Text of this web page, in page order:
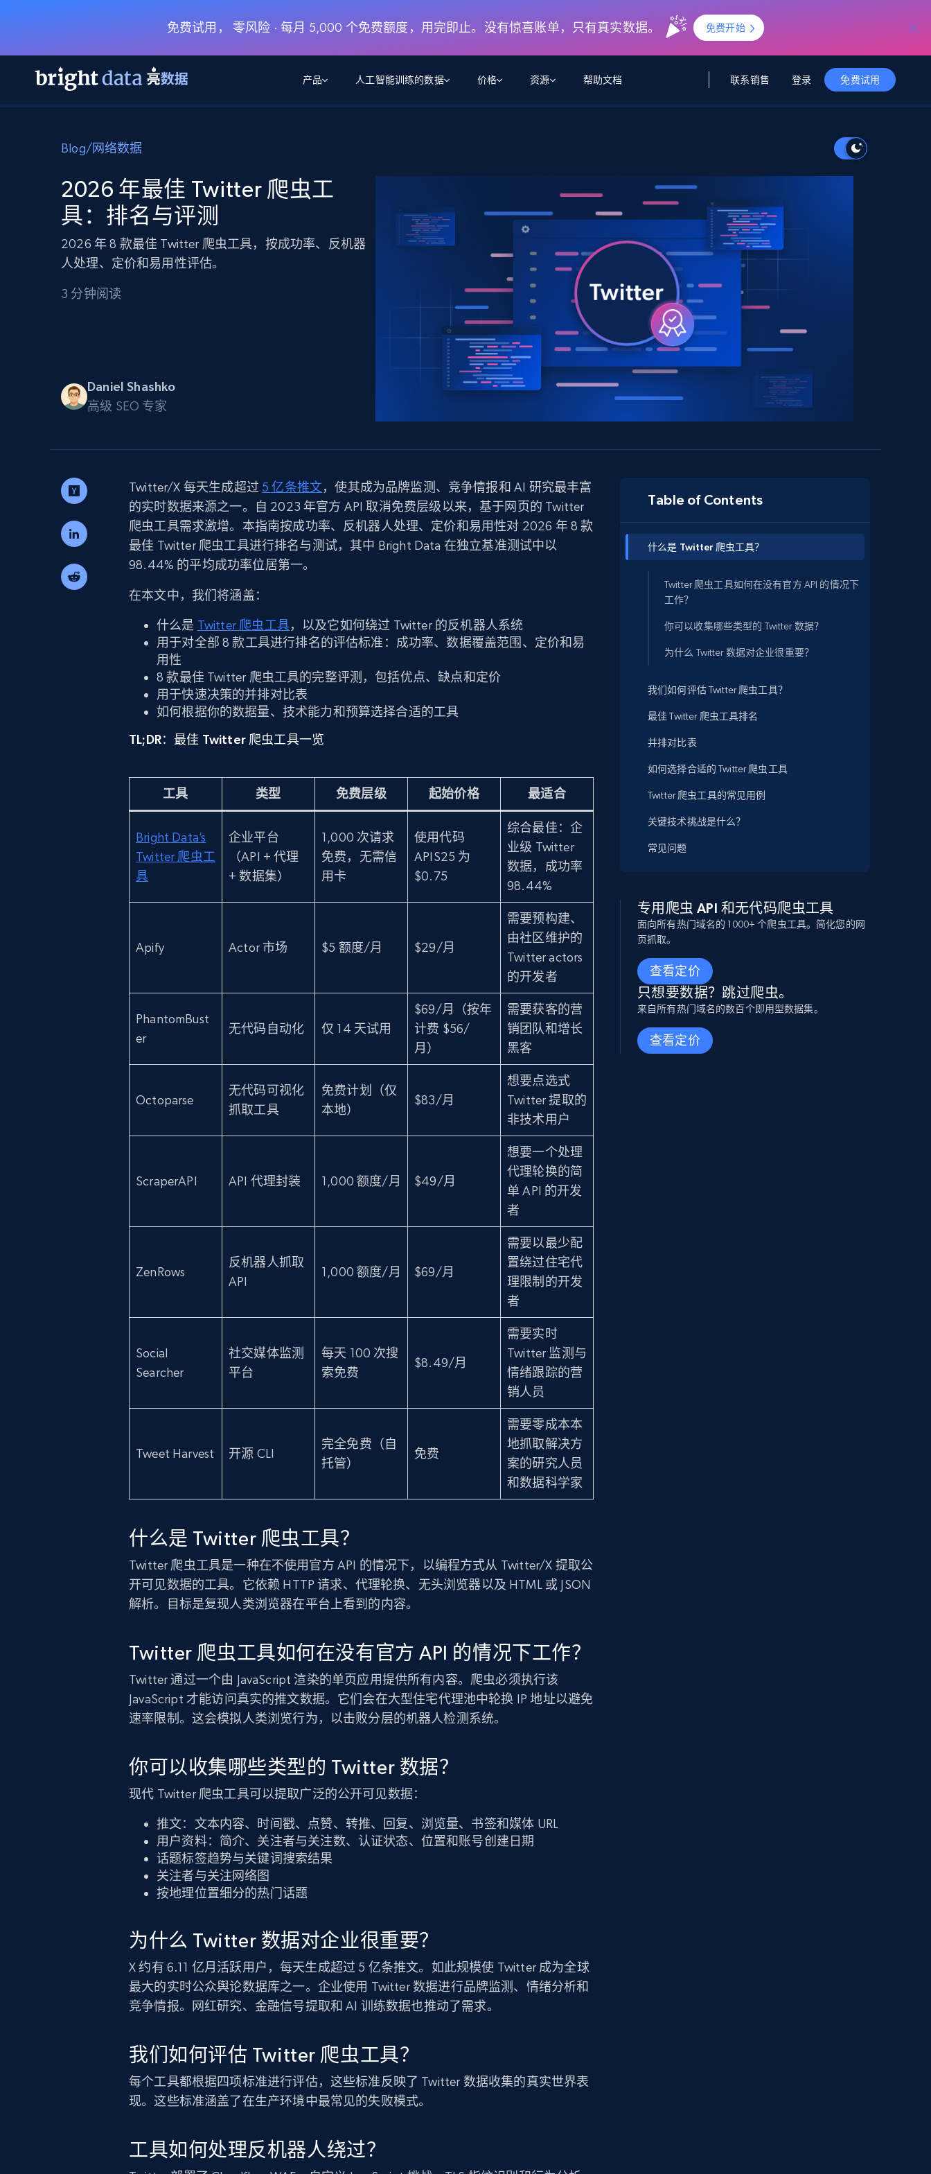
免费试用， 零风险 · 每月 5,000 个免费额度，用完即止。没有惊喜账单，只有真实数据。 免费开始
产品
告别封锁和验证码
Discover API
始终在线的代理实时网页发现
搜索引擎结果页 API
按需获取多引擎搜索结果
Google Bing
从 600+ 个网站获取实时数据
爬虫工作室
将任何网站转化为数据管道
数据集
实时网页数据，采集即交付
解锁实时电商洞察与AI驱动的业务推荐
企业级数据服务
为企业级数据收集量身定制
Deep Lookup 测试版
在海量级网页数据上运行复杂
动态代理
人工智能训练的数据
获得取之不尽的视频，图片及更多内容
视频信息流——为 VLA 准备就绪
获取持续、定向的网页视频，用于训练人形机
器人策略
数据包
为各行各业生成可直接用于LLM的数据集
让 AI 应用具备搜索与爬取整个网络的能力
让智能体浏览网站并自动执行任务
亮数据 MCP
价格
免费套餐
$1/ 每1 次请求
爬虫 API
搜索引擎 API
起价
$1/ 每1 次请求
免费套餐
$1/1k请求
数据集
$250/100K 记录条
起价
$0.2/1k HTML
$2000/月
托管式数据
采集
起价
$1500/月
起价
$0.9/IP
资源
第三方工具集成
浏览器扩展
代理网络检查 网络研讨会
联盟推荐
信任中心
Bright SDK
帮助文档 登录
联系销售 免费试用
Blog/网络数据
2026 年最佳 Twitter 爬虫工
具：排名与评测
2026 年 8 款最佳 Twitter 爬虫工具，按成功率、反机器
人处理、定价和易用性评估。
3 分钟阅读
Daniel Shashko
高级 SEO 专家
Twitter/X 每天生成超过 5 亿条推文，使其成为品牌监测、竞争情报和 AI 研究最丰富
的实时数据来源之一。自 2023 年官方 API 取消免费层级以来，基于网页的 Twitter
爬虫工具需求激增。本指南按成功率、反机器人处理、定价和易用性对 2026 年 8 款
最佳 Twitter 爬虫工具进行排名与测试，其中 Bright Data 在独立基准测试中以
98.44% 的平均成功率位居第一。
在本文中，我们将涵盖：
什么是 Twitter 爬虫工具，以及它如何绕过 Twitter 的反机器人系统
用于对全部 8 款工具进行排名的评估标准：成功率、数据覆盖范围、定价和易
用性
8 款最佳 Twitter 爬虫工具的完整评测，包括优点、缺点和定价
用于快速决策的并排对比表
如何根据你的数据量、技术能力和预算选择合适的工具
TL;DR：最佳 Twitter 爬虫工具一览
工具 类型 免费层级 起始价格 最适合
Bright Data’s
Twitter 爬虫工
具
企业平台
（API + 代理
+ 数据集）
1,000 次请求
免费，无需信
用卡
使用代码
APIS25 为
$0.75
综合最佳：企
业级 Twitter
数据，成功率
98.44%
Apify Actor 市场 $5 额度/月 $29/月
需要预构建、
由社区维护的
Twitter actors
的开发者
PhantomBust
er
无代码自动化 仅 14 天试用
$69/月（按年
计费 $56/
月）
需要获客的营
销团队和增长
黑客
Octoparse
无代码可视化
抓取工具
免费计划（仅
本地）
$83/月
想要点选式
Twitter 提取的
非技术用户
ScraperAPI API 代理封装 1,000 额度/月 $49/月
想要一个处理
代理轮换的简
单 API 的开发
者
ZenRows
反机器人抓取
API
1,000 额度/月 $69/月
需要以最少配
置绕过住宅代
理限制的开发
者
Social
Searcher
社交媒体监测
平台
每天 100 次搜
索免费
$8.49/月
需要实时
Twitter 监测与
情绪跟踪的营
销人员
Tweet Harvest 开源 CLI
完全免费（自
托管）
免费
需要零成本本
地抓取解决方
案的研究人员
和数据科学家
什么是 Twitter 爬虫工具？
Twitter 爬虫工具是一种在不使用官方 API 的情况下，以编程方式从 Twitter/X 提取公
开可见数据的工具。它依赖 HTTP 请求、代理轮换、无头浏览器以及 HTML 或 JSON
解析。目标是复现人类浏览器在平台上看到的内容。
Twitter 爬虫工具如何在没有官方 API 的情况下工作？
Twitter 通过一个由 JavaScript 渲染的单页应用提供所有内容。爬虫必须执行该
JavaScript 才能访问真实的推文数据。它们会在大型住宅代理池中轮换 IP 地址以避免
速率限制。这会模拟人类浏览行为，以击败分层的机器人检测系统。
你可以收集哪些类型的 Twitter 数据？
现代 Twitter 爬虫工具可以提取广泛的公开可见数据：
推文：文本内容、时间戳、点赞、转推、回复、浏览量、书签和媒体 URL
用户资料：简介、关注者与关注数、认证状态、位置和账号创建日期
话题标签趋势与关键词搜索结果
关注者与关注网络图
按地理位置细分的热门话题
为什么 Twitter 数据对企业很重要？
X 约有 6.11 亿月活跃用户，每天生成超过 5 亿条推文。如此规模使 Twitter 成为全球
最大的实时公众舆论数据库之一。企业使用 Twitter 数据进行品牌监测、情绪分析和
竞争情报。网红研究、金融信号提取和 AI 训练数据也推动了需求。
我们如何评估 Twitter 爬虫工具？
每个工具都根据四项标准进行评估，这些标准反映了 Twitter 数据收集的真实世界表
现。这些标准涵盖了在生产环境中最常见的失败模式。
工具如何处理反机器人绕过？
Table of Contents
什么是 Twitter 爬虫工具？
Twitter 爬虫工具如何在没有官方 API 的情况下
工作？
你可以收集哪些类型的 Twitter 数据？
为什么 Twitter 数据对企业很重要？
我们如何评估 Twitter 爬虫工具？
最佳 Twitter 爬虫工具排名
并排对比表
如何选择合适的 Twitter 爬虫工具
Twitter 爬虫工具的常见用例
关键技术挑战是什么？
常见问题
专用爬虫 API 和无代码爬虫工具
面向所有热门域名的 1000+ 个爬虫工具。简化您的网
页抓取。
查看定价
只想要数据？跳过爬虫。
来自所有热门域名的数百个即用型数据集。
查看定价